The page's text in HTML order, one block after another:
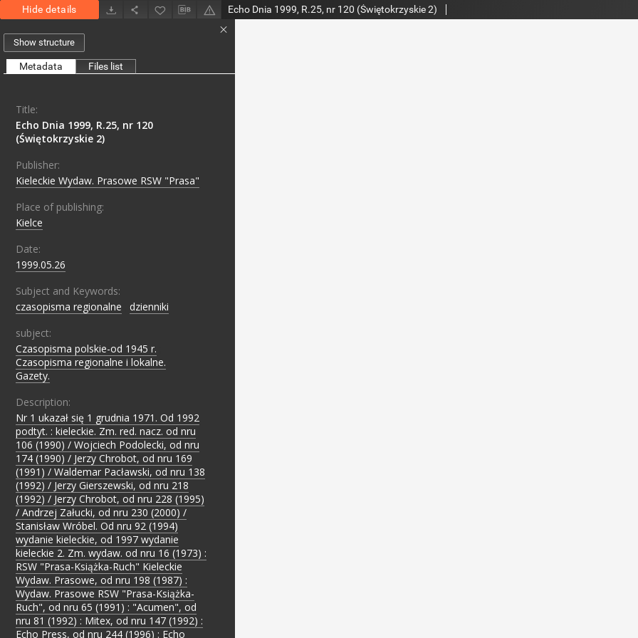
Hide details Echo Dnia 1999, R.25, nr 120 (Świętokrzyskie 2)
Show structure
Metadata Files list
Title:
Echo Dnia 1999, R.25, nr 120
(Świętokrzyskie 2)
Publisher:
Kieleckie Wydaw. Prasowe RSW "Prasa"
Place of publishing:
Kielce
Date:
1999.05.26
Subject and Keywords:
czasopisma regionalne
dzienniki
subject:
Czasopisma polskie-od 1945 r.
Czasopisma regionalne i lokalne.
Gazety.
Description:
Nr 1 ukazał się 1 grudnia 1971. Od 1992
podtyt. : kieleckie. Zm. red. nacz. od nru
106 (1990) / Wojciech Podolecki, od nru
174 (1990) / Jerzy Chrobot, od nru 169
(1991) / Waldemar Pacławski, od nru 138
(1992) / Jerzy Gierszewski, od nru 218
(1992) / Jerzy Chrobot, od nru 228 (1995)
/ Andrzej Załucki, od nru 230 (2000) /
Stanisław Wróbel. Od nru 92 (1994)
wydanie kieleckie, od 1997 wydanie
kieleckie 2. Zm. wydaw. od nru 16 (1973) :
RSW "Prasa-Książka-Ruch" Kieleckie
Wydaw. Prasowe, od nru 198 (1987) :
Wydaw. Prasowe RSW "Prasa-Książka-
Ruch", od nru 65 (1991) : "Acumen", od
nru 81 (1992) : Mitex, od nru 147 (1992) :
Echo Press, od nru 244 (1996) : Echo